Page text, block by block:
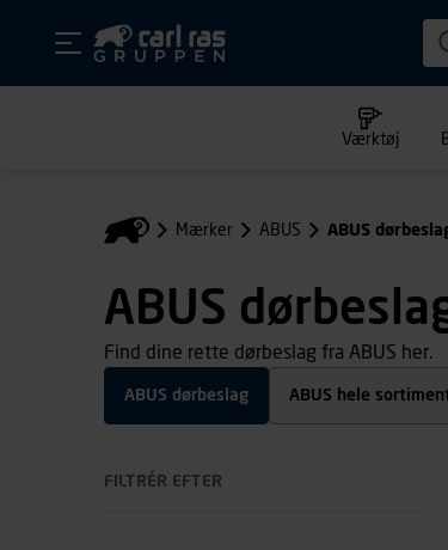
Værktøj
Mærker ABUS ABUS
ABUS
Find dine rette dørbeslag fra ABUS her.
ABUS dørbeslag ABUS hele
FILTRÉR EFTER